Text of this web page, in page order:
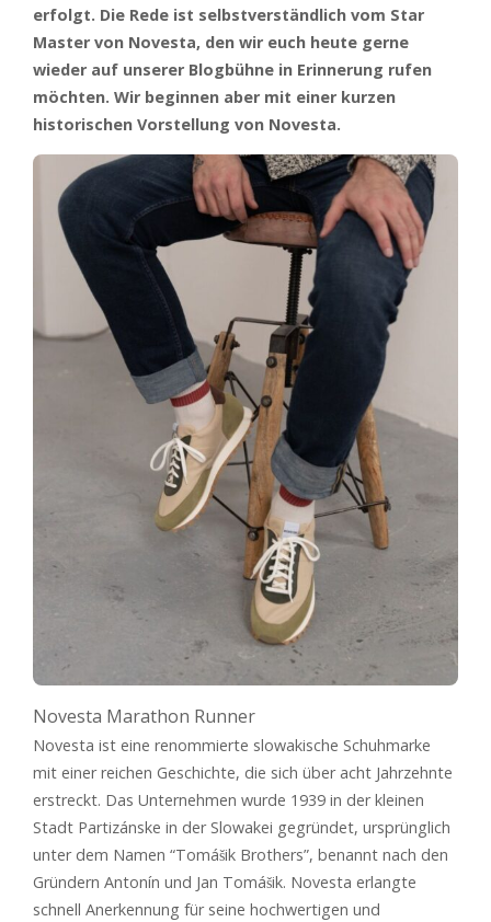
erfolgt. Die Rede ist selbstverständlich vom Star
Master von Novesta, den wir euch heute gerne
wieder auf unserer Blogbühne in Erinnerung rufen
möchten. Wir beginnen aber mit einer kurzen
historischen Vorstellung von Novesta.
Novesta Marathon Runner
Novesta ist eine renommierte slowakische Schuhmarke
mit einer reichen Geschichte, die sich über acht Jahrzehnte
erstreckt. Das Unternehmen wurde 1939 in der kleinen
Stadt Partizánske in der Slowakei gegründet, ursprünglich
unter dem Namen “Tomášik Brothers”, benannt nach den
Gründern Antonín und Jan Tomášik. Novesta erlangte
schnell Anerkennung für seine hochwertigen und